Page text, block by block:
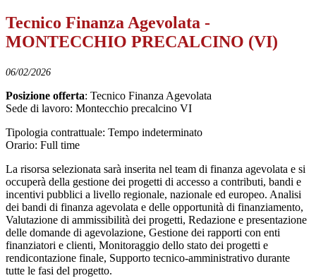
Tecnico Finanza Agevolata -
MONTECCHIO PRECALCINO (VI)
06/02/2026
Posizione offerta: Tecnico Finanza Agevolata
Sede di lavoro: Montecchio precalcino VI
Tipologia contrattuale: Tempo indeterminato
Orario: Full time
La risorsa selezionata sarà inserita nel team di finanza agevolata e si
occuperà della gestione dei progetti di accesso a contributi, bandi e
incentivi pubblici a livello regionale, nazionale ed europeo. Analisi
dei bandi di finanza agevolata e delle opportunità di finanziamento,
Valutazione di ammissibilità dei progetti, Redazione e presentazione
delle domande di agevolazione, Gestione dei rapporti con enti
finanziatori e clienti, Monitoraggio dello stato dei progetti e
rendicontazione finale, Supporto tecnico-amministrativo durante
tutte le fasi del progetto.